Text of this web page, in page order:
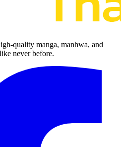
quality manga, manhwa, and
never before.